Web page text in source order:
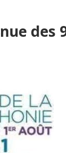
des